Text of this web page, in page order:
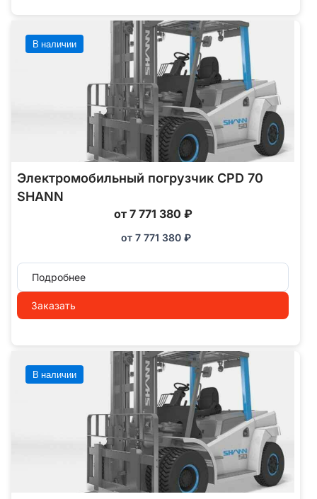
В наличии
Электромобильный погрузчик CPD 70
SHANN
от 7 771 380 ₽
от 7 771 380 ₽
Подробнее
Заказать
В наличии